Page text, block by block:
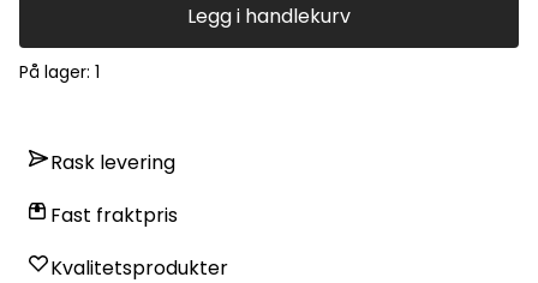
Legg i handlekurv
På lager: 1
Rask levering
Fast fraktpris
Kvalitetsprodukter